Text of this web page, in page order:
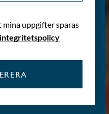
mina uppgifter sparas
integritetspolicy